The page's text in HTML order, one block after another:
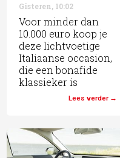
Gisteren, 10:02
Voor minder dan
10.000 euro koop je
deze lichtvoetige
Italiaanse occasion,
die een bonafide
klassieker is
Lees verder